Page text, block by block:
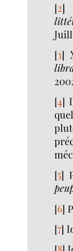
[2]
[3]
[4]
[5]
[6]
[7]